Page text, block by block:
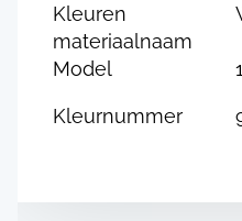
Kleuren
materiaalnaam
Model
Kleurnummer